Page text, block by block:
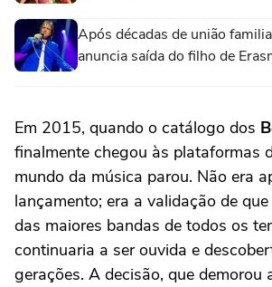
Após décadas de união
anuncia saída do filho de
Em 2015, quando o catálogo dos
finalmente chegou às plataformas
mundo da música parou. Não era
lançamento; era a validação de
das maiores bandas de todos os
continuaria a ser ouvida e
gerações. A decisão, que demorou